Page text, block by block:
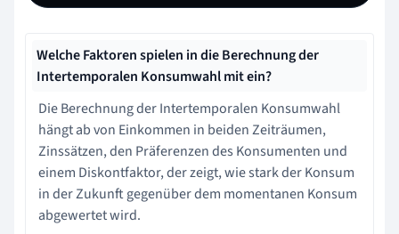
Welche Faktoren spielen in die Berechnung der
Intertemporalen Konsumwahl mit ein?
Die Berechnung der Intertemporalen Konsumwahl
hängt ab von Einkommen in beiden Zeiträumen,
Zinssätzen, den Präferenzen des Konsumenten und
einem Diskontfaktor, der zeigt, wie stark der Konsum
in der Zukunft gegenüber dem momentanen Konsum
abgewertet wird.